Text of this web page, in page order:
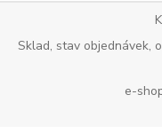
Sklad, stav objednávek,
e-